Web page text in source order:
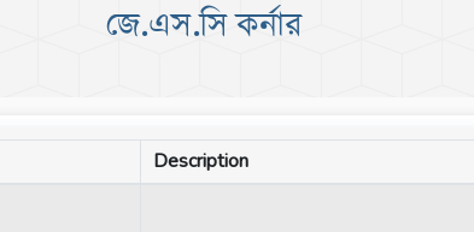
জে.এস.সি কর্নার
Description